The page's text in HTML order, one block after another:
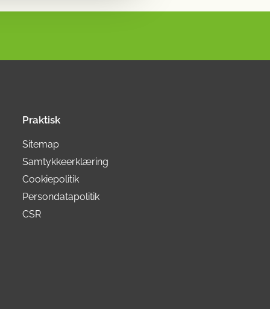
Praktisk
Sitemap
Samtykkeerklæring
Cookiepolitik
Persondatapolitik
CSR